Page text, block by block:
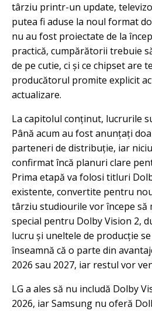
târziu printr-un update,
putea fi aduse la noul format
nu au fost proiectate de la
practică, cumpărătorii trebuie
de pe cutie, ci și ce chipset are
producătorul promite explicit
actualizare.
La capitolul conținut, lucrurile
Până acum au fost anunțați
parteneri de distribuție, iar
confirmat încă planuri clare
Prima etapă va folosi titluri
existente, convertite pentru
târziu studiourile vor începe să
special pentru Dolby Vision 2,
lucru și uneltele de producție
înseamnă că o parte din
2026 sau 2027, iar restul vor
LG a ales să nu includă Dolby
2026, iar Samsung nu oferă